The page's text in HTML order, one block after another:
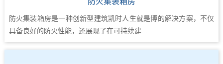
防火集装箱房是一种创新型建筑凯时人生就是博的解决方案，不仅
具备良好的防火性能，还展现了在可持续建...